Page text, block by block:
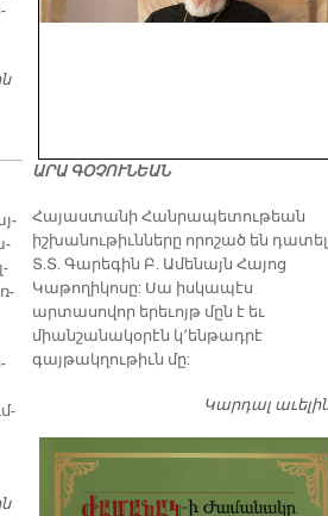
ԲԱԶՄԱԿՈՂՄԱՆԻ ՔՆՆԱՐԿՈՒՄ
ՈՒՔՐԱՅՆԱ ՌԱԶՄԱՎԱՐԱԿԱՆ
ԱՐԱ ԳՕՉՈՒՆԵԱՆ
​Հայաստանի Հանրապետութեան
իշխանութիւնները որոշած են դատել
Տ.Տ. Գարեգին Բ. Ամենայն Հայոց
Կաթողիկոսը: Սա իսկապէս
արտասովոր երեւոյթ մըն է եւ
միանշանակօրէն կ՚ենթադրէ
գայթակղութիւն մը:
Կարդալ